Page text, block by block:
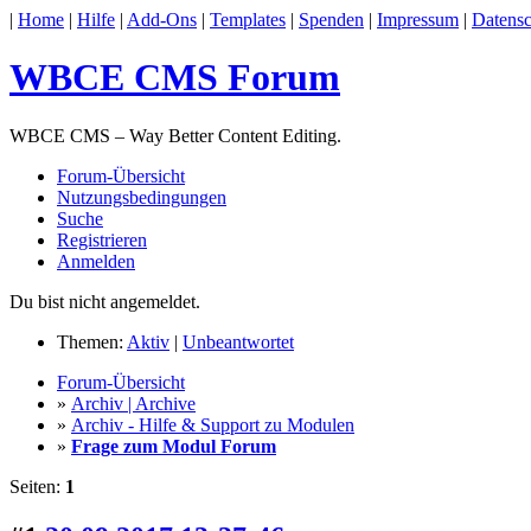
| Home | Hilfe | Add-Ons | Templates | Spenden | Impressum |
WBCE CMS Forum
WBCE CMS – Way Better Content Editing.
Forum-Übersicht
Nutzungsbedingungen
Suche
Registrieren
Anmelden
Du bist nicht angemeldet.
Themen: Aktiv | Unbeantwortet
Forum-Übersicht
» Archiv | Archive
» Archiv - Hilfe & Support zu Modulen
» Frage zum Modul Forum
Seiten: 1